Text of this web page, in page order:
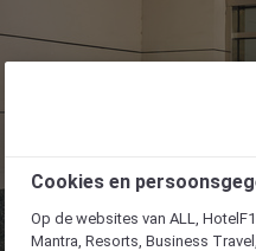
Cookies en
Op de websites van ALL,
Mantra, Resorts, Business